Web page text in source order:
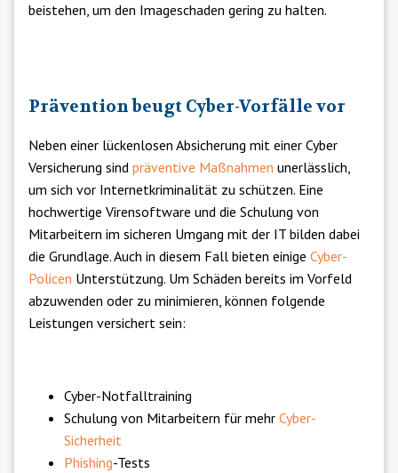
beistehen, um den Imageschaden gering zu halten.
Prävention beugt Cyber-Vorfälle vor
Neben einer lückenlosen Absicherung mit einer Cyber
Versicherung sind präventive Maßnahmen unerlässlich,
um sich vor Internetkriminalität zu schützen. Eine
hochwertige Virensoftware und die Schulung von
Mitarbeitern im sicheren Umgang mit der IT bilden dabei
die Grundlage. Auch in diesem Fall bieten einige Cyber-
Policen Unterstützung. Um Schäden bereits im Vorfeld
abzuwenden oder zu minimieren, können folgende
Leistungen versichert sein:
Cyber-Notfalltraining
Schulung von Mitarbeitern für mehr Cyber-
Sicherheit
Phishing-Tests